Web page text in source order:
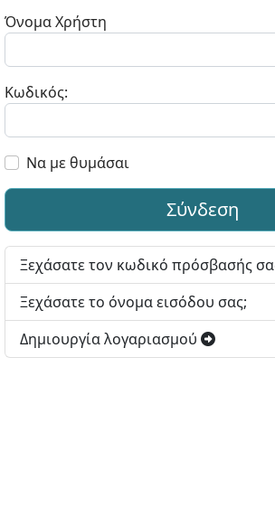
Όνομα Χρήστη
Κωδικός:
Να με θυμάσαι
Σύνδεση
Ξεχάσατε τον κωδικό πρόσβασής
Ξεχάσατε το όνομα εισόδου σας;
Δημιουργία λογαριασμού